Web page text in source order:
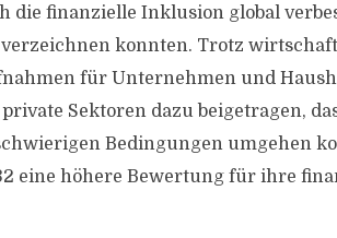
die finanzielle Inklusion global
konnten. Trotz
für Unternehmen und
Sektoren dazu beigetragen,
Bedingungen umgehen
eine höhere Bewertung für ihre